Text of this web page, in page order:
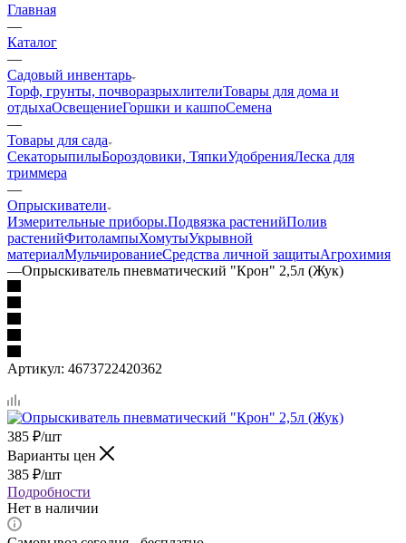
Главная
—
Каталог
—
Садовый инвентарь
Торф, грунты, почворазрыхлителиТовары для дома и
отдыхаОсвещениеГоршки и кашпоСемена
—
Товары для сада
СекаторыпилыБороздовики, ТяпкиУдобренияЛеска для
триммера
—
Опрыскиватели
Измерительные приборы.Подвязка растенийПолив
растенийФитолампыХомутыУкрывной
материалМульчированиеСредства личной защитыАгрохимия
—Опрыскиватель пневматический "Крон" 2,5л (Жук)
Артикул: 4673722420362
385 ₽/шт
Варианты цен
385 ₽/шт
Подробности
Нет в наличии